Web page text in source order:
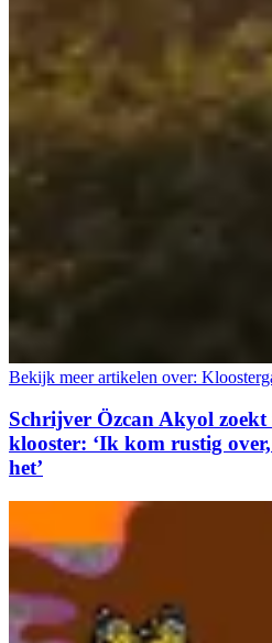
Bekijk meer artikelen over:
Schrijver Özcan Akyol
klooster: ‘Ik kom rustig
het’